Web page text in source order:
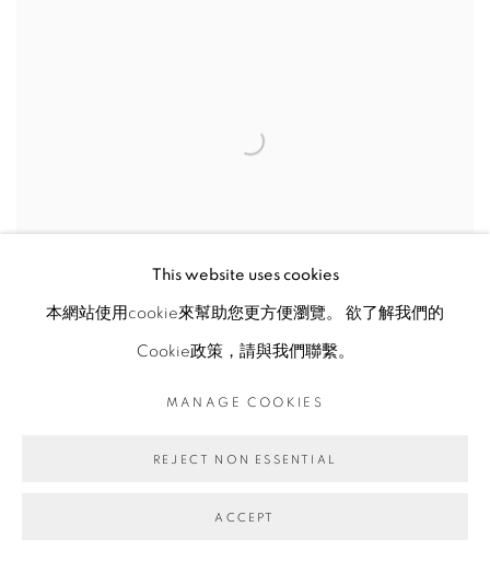
私密的浩瀚（三） INTIMATE IMMENSITY (3)
This website uses cookies
本網站使用cookie來幫助您更方便瀏覽。 欲了解我們的
Cookie政策，請與我們聯繫。
MANAGE COOKIES
REJECT NON ESSENTIAL
ACCEPT